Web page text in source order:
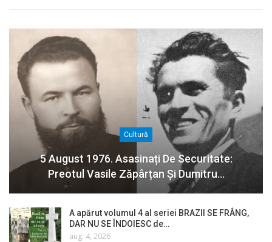
Cultură
5 August 1976. Asasinați De Securitate:
Preotul Vasile Zăpârțan Și Dumitru…
A apărut volumul 4 al seriei BRAZII SE FRÂNG,
DAR NU SE ÎNDOIESC de…
aug. 4, 2026